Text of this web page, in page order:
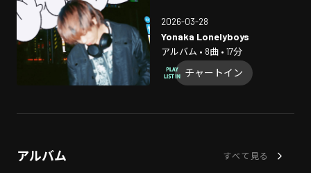
2026-03-28
Yonaka Lonelyboys
アルバム • 8曲 • 17分
チャートイン
アルバム すべて見る